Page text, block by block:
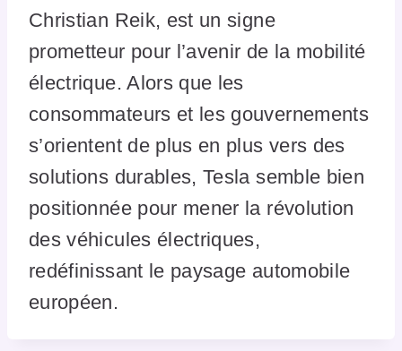
Christian Reik, est un signe
prometteur pour l’avenir de la mobilité
électrique. Alors que les
consommateurs et les gouvernements
s’orientent de plus en plus vers des
solutions durables, Tesla semble bien
positionnée pour mener la révolution
des véhicules électriques,
redéfinissant le paysage automobile
européen.